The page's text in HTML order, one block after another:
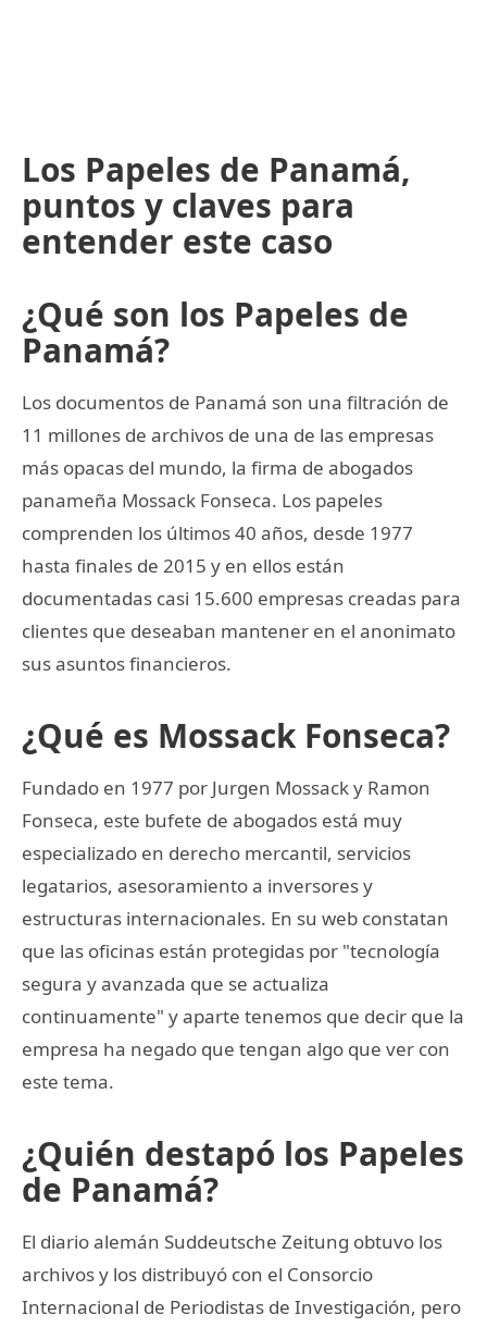
Los Papeles de Panamá,
puntos y claves para
entender este caso
¿Qué son los Papeles de
Panamá?
Los documentos de Panamá son una filtración de
11 millones de archivos de una de las empresas
más opacas del mundo, la firma de abogados
panameña Mossack Fonseca. Los papeles
comprenden los últimos 40 años, desde 1977
hasta finales de 2015 y en ellos están
documentadas casi 15.600 empresas creadas para
clientes que deseaban mantener en el anonimato
sus asuntos financieros.
¿Qué es Mossack Fonseca?
Fundado en 1977 por Jurgen Mossack y Ramon
Fonseca, este bufete de abogados está muy
especializado en derecho mercantil, servicios
legatarios, asesoramiento a inversores y
estructuras internacionales. En su web constatan
que las oficinas están protegidas por "tecnología
segura y avanzada que se actualiza
continuamente" y aparte tenemos que decir que la
empresa ha negado que tengan algo que ver con
este tema.
¿Quién destapó los Papeles
de Panamá?
El diario alemán Suddeutsche Zeitung obtuvo los
archivos y los distribuyó con el Consorcio
Internacional de Periodistas de Investigación, pero